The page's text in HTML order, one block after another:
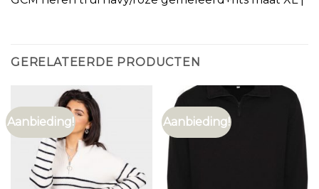
GERELATEERDE PRODUCTEN
Aanbieding! Aanbieding!